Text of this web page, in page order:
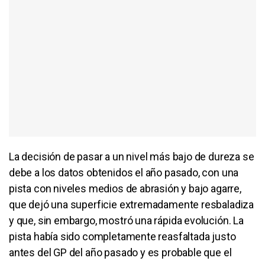
La decisión de pasar a un nivel más bajo de dureza se
debe a los datos obtenidos el año pasado, con una
pista con niveles medios de abrasión y bajo agarre,
que dejó una superficie extremadamente resbaladiza
y que, sin embargo, mostró una rápida evolución. La
pista había sido completamente reasfaltada justo
antes del GP del año pasado y es probable que el